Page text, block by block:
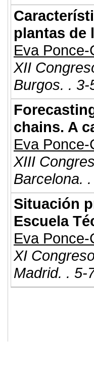
plantas de
Eva Ponce-
XII
Burgos. .
chains. A
Eva Ponce-
XIII
Barcelona.
Situación
Escuela
Eva Ponce-
XI
Madrid. . 5-